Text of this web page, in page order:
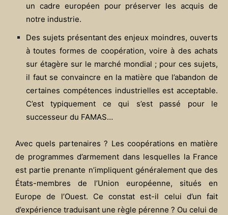
un cadre européen pour préserver les acquis de
notre industrie.
Des sujets présentant des enjeux moindres, ouverts
à toutes formes de coopération, voire à des achats
sur étagère sur le marché mondial ; pour ces sujets,
il faut se convaincre en la matière que l’abandon de
certaines compétences industrielles est acceptable.
C’est typiquement ce qui s’est passé pour le
successeur du FAMAS…
Avec quels partenaires ? Les coopérations en matière
de programmes d’armement dans lesquelles la France
est partie prenante n’impliquent généralement que des
États-membres de l’Union européenne, situés en
Europe de l’Ouest. Ce constat est-il celui d’un fait
d’expérience traduisant une règle pérenne ? Ou celui de